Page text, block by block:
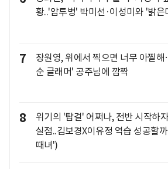
황..'암투병' 박미선·이성미와 '밝은
7
장원영, 위에서 찍으면 너무 아찔
순 글래머' 공주님에 깜짝
8
위기의 '탑걸' 어쩌나, 전반 시작하
실점..김보경X이유정 역습 성공할
때녀')